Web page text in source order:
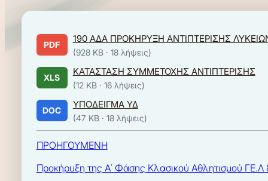
PDF
190 ΑΔΑ ΠΡΟΚΗΡΥΞΗ ΑΝΤΙΠΤΕΡΙΣΗΣ
(928 KB · 18 λήψεις)
XLS
ΚΑΤΑΣΤΑΣΗ ΣΥΜΜΕΤΟΧΗΣ ΑΝΤΙΠΤΕΡΙΣΗΣ
(12 KB · 16 λήψεις)
DOC
ΥΠΟΔΕΙΓΜΑ ΥΔ
(47 KB · 18 λήψεις)
ΠΡΟΗΓΟΥΜΕΝΗ
Προκήρυξη της Α΄ Φάσης Κλασικού Αθλητισμού